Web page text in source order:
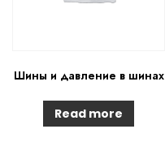
Шины и давление в шинах
Read more